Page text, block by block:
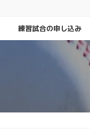
練習試合の申し込み